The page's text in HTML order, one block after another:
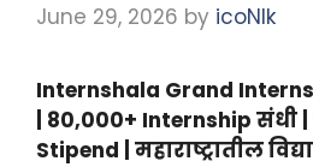
June 29, 2026 by icoNIk
Internshala Grand
| 80,000+ Internship संधी |
Stipend | महाराष्ट्रातील